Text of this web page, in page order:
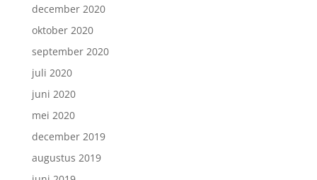
december 2020
oktober 2020
september 2020
juli 2020
juni 2020
mei 2020
december 2019
augustus 2019